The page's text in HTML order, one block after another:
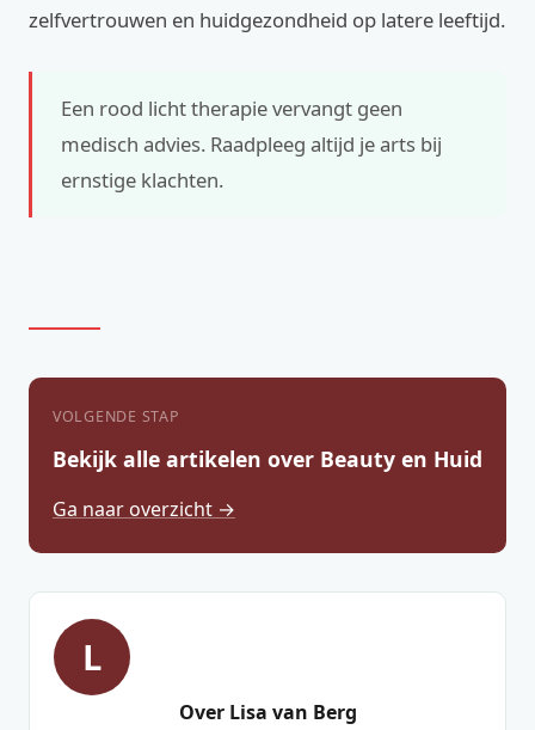
zelfvertrouwen en huidgezondheid op latere leeftijd.
Een rood licht therapie vervangt geen
medisch advies. Raadpleeg altijd je arts bij
ernstige klachten.
VOLGENDE STAP
Bekijk alle artikelen over Beauty en Huid
Ga naar overzicht →
L
Over Lisa van Berg